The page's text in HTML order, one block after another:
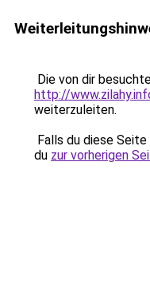
Die von dir
http://
weiterzuleiten.
Falls du diese
du zur vorherigen